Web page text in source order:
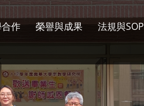
作 榮譽與成果 法規與SOP